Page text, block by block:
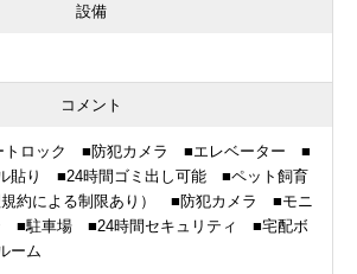
設備
コメント
トロック ■防犯カメラ ■エレベーター ■
貼り ■24時間ゴミ出し可能 ■ペット飼育
規約による制限あり） ■防犯カメラ ■モニ
■駐車場 ■24時間セキュリティ ■宅配ボ
ーム